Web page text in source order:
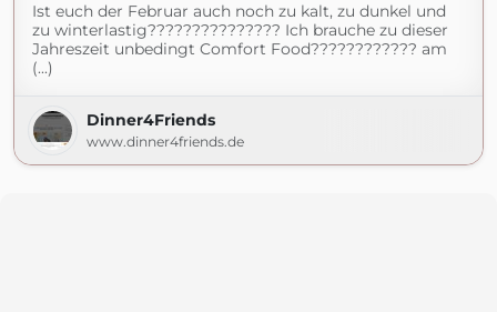
Ist euch der Februar auch noch zu kalt, zu dunkel und
zu winterlastig??????????????? Ich brauche zu dieser
Jahreszeit unbedingt Comfort Food???????????? am
(...)
Dinner4Friends
www.dinner4friends.de